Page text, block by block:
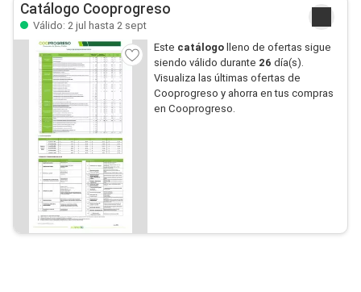
Catálogo Cooprogreso
Válido: 2 jul hasta 2 sept
Este catálogo lleno de ofertas sigue
siendo válido durante 26 día(s).
Visualiza las últimas ofertas de
Cooprogreso y ahorra en tus compras
en Cooprogreso.